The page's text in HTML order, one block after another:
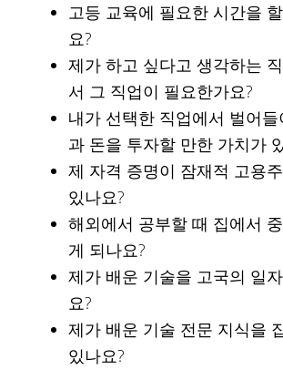
고등 교육에 필요한 시간을
요?
제가 하고 싶다고 생각하는
서 그 직업이 필요한가요?
내가 선택한 직업에서 벌어
과 돈을 투자할 만한 가치가
제 자격 증명이 잠재적 고용
있나요?
해외에서 공부할 때 집에서
게 되나요?
제가 배운 기술을 고국의 일
요?
제가 배운 기술 전문 지식을
있나요?